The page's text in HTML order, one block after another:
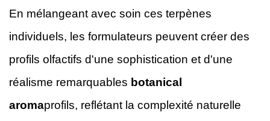
En mélangeant avec soin ces terpènes
individuels, les formulateurs peuvent créer des
profils olfactifs d'une sophistication et d'une
réalisme remarquables botanical
aromaprofils, reflétant la complexité naturelle